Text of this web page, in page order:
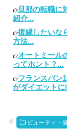
旦那の転職に
紹介...
復縁したいな
方法...
オートミール
ってホント？...
フランスパン
がダイエットに
ビューティ・